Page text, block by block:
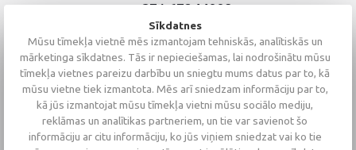
+371 67244008
+371 67271055
+371 26002793
Sīkdatnes
Mūsu tīmekļa vietnē mēs izmantojam tehniskās, analītiskās un
mārketinga sīkdatnes. Tās ir nepieciešamas, lai nodrošinātu mūsu
tīmekļa vietnes pareizu darbību un sniegtu mums datus par to, kā
mūsu vietne tiek izmantota. Mēs arī sniedzam informāciju par to,
kā jūs izmantojat mūsu tīmekļa vietni mūsu sociālo mediju,
reklāmas un analītikas partneriem, un tie var savienot šo
informāciju ar citu informāciju, ko jūs viņiem sniedzat vai ko tie